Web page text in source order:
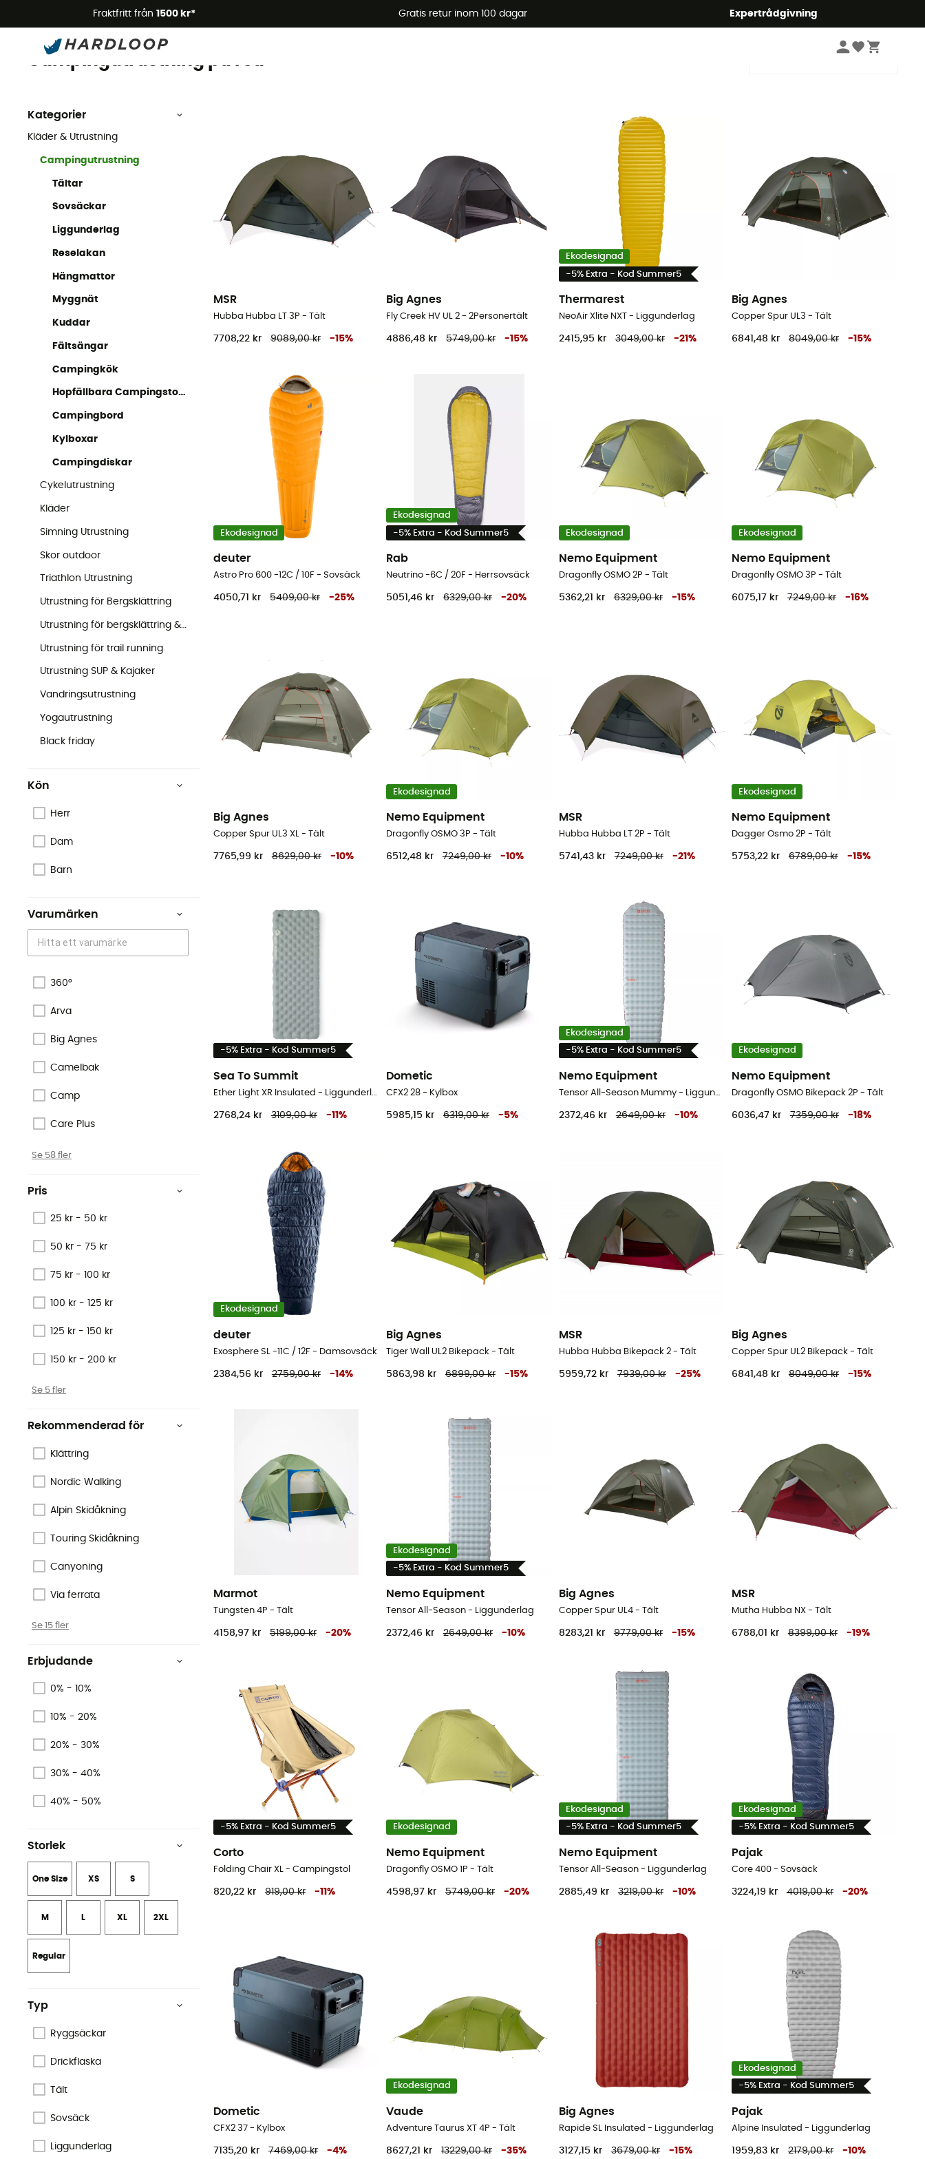
Fraktfritt från 1500 kr* Gratis retur inom 100 dagar Expertrådgivning
Sommarerbjudanden 🔥 -5 % EXTRA vid köp av 2 produkter* kod Summer5
Kläder & Utrustning Outlet Campingutrustning Outlet
Campingutrustning på rea
Kategorier
Kläder & Utrustning
Campingutrustning
Tältar
Sovsäckar
Liggunderlag
Reselakan
Hängmattor
Myggnät
Kuddar
Fältsängar
Campingkök
Hopfällbara Campingstolar
Campingbord
Kylboxar
Campingdiskar
Cykelutrustning
Kläder
Simning Utrustning
Skor outdoor
Triathlon Utrustning
Utrustning för Bergsklättring
Utrustning för trail running
Utrustning SUP & Kajaker
Vandringsutrustning
Yogautrustning
Black friday
Kön
Herr
Dam
Barn
Varumärken
360°
Arva
Big Agnes
Camelbak
Camp
Care Plus
Se 58 fler
Pris
25 kr - 50 kr
50 kr - 75 kr
75 kr - 100 kr
100 kr - 125 kr
125 kr - 150 kr
150 kr - 200 kr
Se 5 fler
Rekommenderad för
Klättring
Nordic Walking
Alpin Skidåkning
Touring Skidåkning
Canyoning
Via ferrata
Se 15 fler
Erbjudande
0% - 10%
10% - 20%
20% - 30%
30% - 40%
40% - 50%
Storlek
One Size XS S
M L XL 2XL
Regular
Typ
Ryggsäckar
Drickflaska
Tält
Sovsäck
Liggunderlag
MSR
Hubba Hubba LT 3P - Tält
7708,22 kr 9089,00 kr -15%
Big Agnes
Fly Creek HV UL 2 - 2Personertält
4886,48 kr 5749,00 kr -15%
Ekodesignad
-5% Extra - Kod Summer5
Thermarest
NeoAir Xlite NXT - Liggunderlag
2415,95 kr 3049,00 kr -21 %
Big Agnes
Copper Spur UL3 - Tält
6841,48 kr 8049,00 kr -15%
Ekodesignad
deuter
Astro Pro 600 -12C / 10F - Sovsäck
4050,71 kr 5409,00 kr -25%
Ekodesignad
-5% Extra - Kod Summer5
Rab
Neutrino -6C / 20F - Herrsovsäck
5051,46 kr 6329,00 kr -20%
Ekodesignad
Nemo Equipment
Dragonfly OSMO 2P - Tält
5362,21 kr 6329,00 kr -15%
Ekodesignad
Nemo Equipment
Dragonfly OSMO 3P - Tält
6075,17 kr 7249,00 kr -16%
Big Agnes
Copper Spur UL3 XL - Tält
7765,99 kr 8629,00 kr -10%
Ekodesignad
Nemo Equipment
Dragonfly OSMO 3P - Tält
6512,48 kr 7249,00 kr -10%
MSR
Hubba Hubba LT 2P - Tält
5741,43 kr 7249,00 kr -21 %
Ekodesignad
Nemo Equipment
Dagger Osmo 2P - Tält
5753,22 kr 6789,00 kr -15%
-5% Extra - Kod Summer5
Sea To Summit
Ether Light XR Insulated - Liggunderlag
2768,24 kr 3109,00 kr -11 %
Dometic
CFX2 28 - Kylbox
5985,15 kr 6319,00 kr -5%
Ekodesignad
-5% Extra - Kod Summer5
Nemo Equipment
Tensor All-Season Mummy - Liggunderlag
2372,46 kr 2649,00 kr -10%
Ekodesignad
Nemo Equipment
Dragonfly OSMO Bikepack 2P - Tält
6036,47 kr 7359,00 kr -18%
Ekodesignad
deuter
Exosphere SL -11C / 12F - Damsovsäck
2384,56 kr 2759,00 kr -14%
Big Agnes
Tiger Wall UL2 Bikepack - Tält
5863,98 kr 6899,00 kr -15%
MSR
Hubba Hubba Bikepack 2 - Tält
5959,72 kr 7939,00 kr -25%
Big Agnes
Copper Spur UL2 Bikepack - Tält
6841,48 kr 8049,00 kr -15%
Marmot
Tungsten 4P - Tält
4158,97 kr 5199,00 kr -20%
Ekodesignad
-5% Extra - Kod Summer5
Nemo Equipment
Tensor All-Season - Liggunderlag
2372,46 kr 2649,00 kr -10%
Big Agnes
Copper Spur UL4 - Tält
8283,21 kr 9779,00 kr -15%
MSR
Mutha Hubba NX - Tält
6788,01 kr 8399,00 kr -19%
-5% Extra - Kod Summer5
Corto
Folding Chair XL - Campingstol
820,22 kr 919,00 kr -11 %
Ekodesignad
Nemo Equipment
Dragonfly OSMO 1P - Tält
4598,97 kr 5749,00 kr -20%
Ekodesignad
-5% Extra - Kod Summer5
Nemo Equipment
Tensor All-Season - Liggunderlag
2885,49 kr 3219,00 kr -10%
Ekodesignad
-5% Extra - Kod Summer5
Pajak
Core 400 - Sovsäck
3224,19 kr 4019,00 kr -20%
Dometic
CFX2 37 - Kylbox
7135,20 kr 7469,00 kr -4%
Ekodesignad
Vaude
Adventure Taurus XT 4P - Tält
8627,21 kr 13229,00 kr -35%
Big Agnes
Rapide SL Insulated - Liggunderlag
3127,15 kr 3679,00 kr -15%
Ekodesignad
-5% Extra - Kod Summer5
Pajak
Alpine Insulated - Liggunderlag
1959,83 kr 2179,00 kr -10%